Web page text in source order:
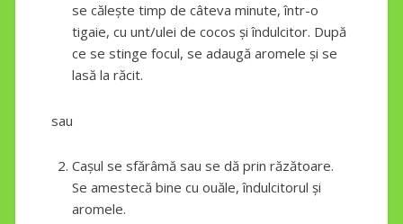
se călește timp de câteva minute, într-o
tigaie, cu unt/ulei de cocos și îndulcitor. După
ce se stinge focul, se adaugă aromele și se
lasă la răcit.
sau
Cașul se sfărâmă sau se dă prin răzătoare.
Se amestecă bine cu ouăle, îndulcitorul și
aromele.